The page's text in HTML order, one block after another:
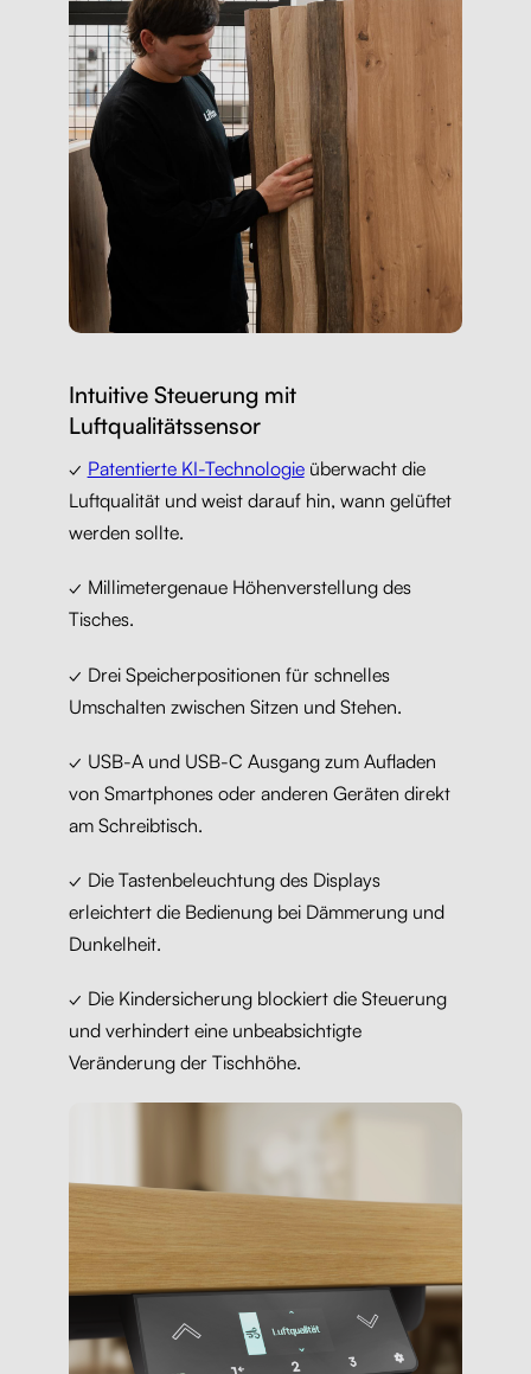
Intuitive Steuerung mit
Luftqualitätssensor
✓ Patentierte KI-Technologieüberwacht die
Luftqualität und weist darauf hin, wann gelüftet
werden sollte.
✓ Millimetergenaue Höhenverstellung des
Tisches.
✓ Drei Speicherpositionen für schnelles
Umschalten zwischen Sitzen und Stehen.
✓ USB-A und USB-C Ausgang zum Aufladen
von Smartphones oder anderen Geräten direkt
am Schreibtisch.
✓ Die Tastenbeleuchtung des Displays
erleichtert die Bedienung bei Dämmerung und
Dunkelheit.
✓ Die Kindersicherung blockiert die Steuerung
und verhindert eine unbeabsichtigte
Veränderung der Tischhöhe.